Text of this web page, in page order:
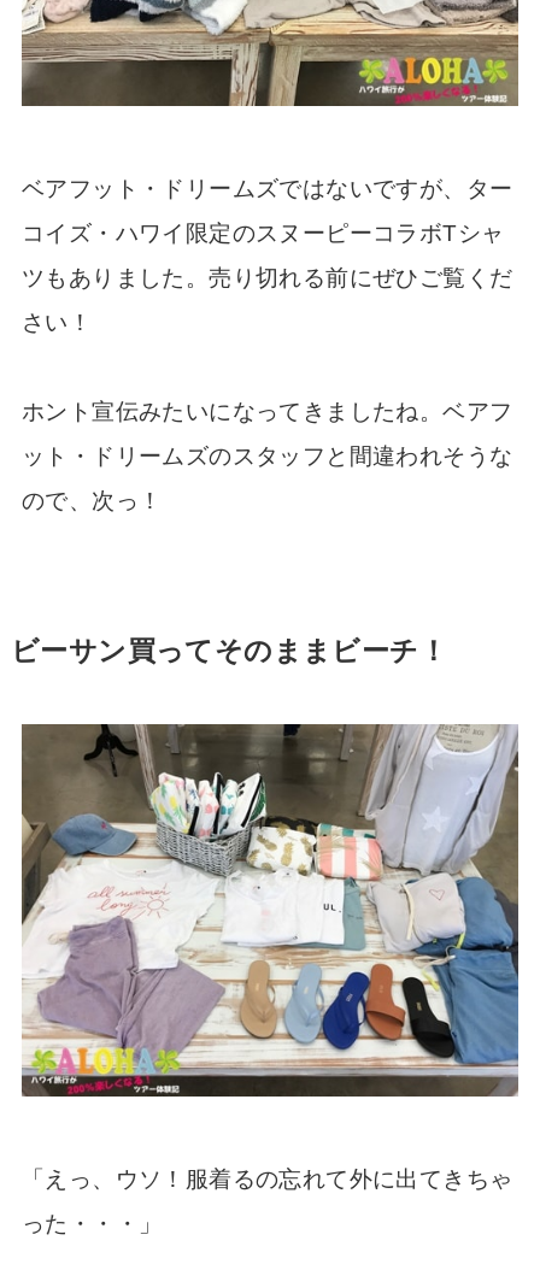
ベアフット・ドリームズではないですが、ター
コイズ・ハワイ限定のスヌーピーコラボTシャ
ツもありました。売り切れる前にぜひご覧くだ
さい！
ホント宣伝みたいになってきましたね。ベアフ
ット・ドリームズのスタッフと間違われそうな
ので、次っ！
ビーサン買ってそのままビーチ！
「えっ、ウソ！服着るの忘れて外に出てきちゃ
った・・・」